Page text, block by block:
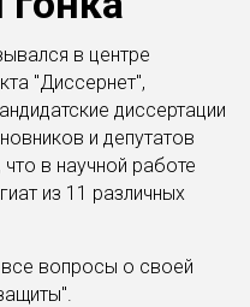
в центре
"Диссернет",
диссертации
и депутатов
в научной работе
из 11 различных
вопросы о своей